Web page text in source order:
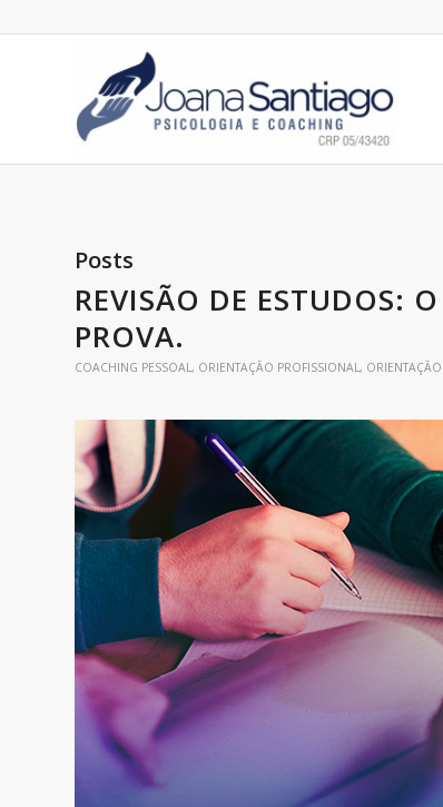
Posts
REVISÃO DE ESTUDOS:
PROVA.
COACHING PESSOAL, ORIENTAÇÃO PROFISSIONAL,